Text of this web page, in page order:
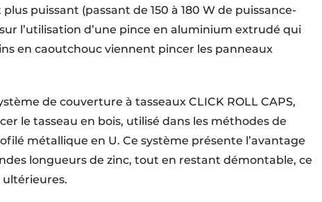
puissant (passant de 150 à 180 W de puissance-
l’utilisation d’une pince en aluminium extrudé qui
en caoutchouc viennent pincer les panneaux
de couverture à tasseaux CLICK ROLL CAPS,
le tasseau en bois, utilisé dans les méthodes de
métallique en U. Ce système présente l’avantage
longueurs de zinc, tout en restant démontable, ce